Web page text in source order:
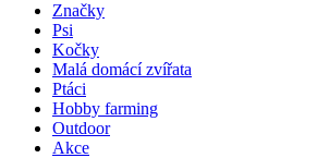
Značky
Psi
Kočky
Malá domácí zvířata
Ptáci
Hobby farming
Outdoor
Akce